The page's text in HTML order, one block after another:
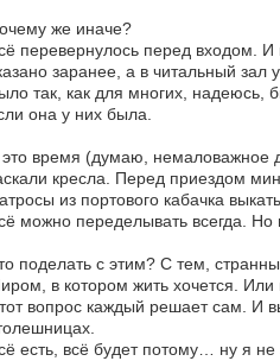
же иначе?
перевернулось перед входом.
заранее, а в читальный зал
так, как для многих, надеюсь,
она у них была.
время (думаю, немаловажное
кресла. Перед приездом
из портового кабачка
можно переделывать всегда. Но
поделать с этим? С тем,
в котором жить хочется.
вопрос каждый решает сам. И
есть, всё будет потому… ну я